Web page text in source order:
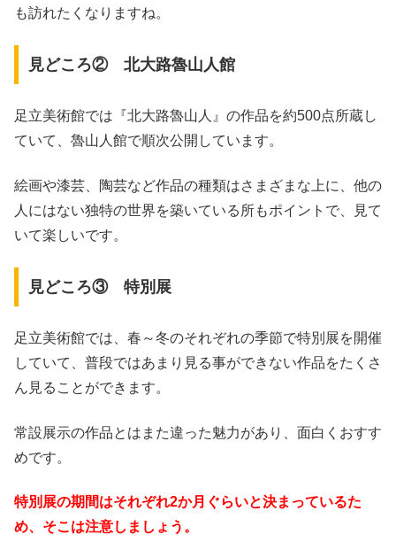
も訪れたくなりますね。
見どころ② 北大路魯山人館
足立美術館では『北大路魯山人』の作品を約500点所蔵し
ていて、魯山人館で順次公開しています。
絵画や漆芸、陶芸など作品の種類はさまざまな上に、他の
人にはない独特の世界を築いている所もポイントで、見て
いて楽しいです。
見どころ③ 特別展
足立美術館では、春～冬のそれぞれの季節で特別展を開催
していて、普段ではあまり見る事ができない作品をたくさ
ん見ることができます。
常設展示の作品とはまた違った魅力があり、面白くおすす
めです。
特別展の期間はそれぞれ2か月ぐらいと決まっているた
め、そこは注意しましょう。